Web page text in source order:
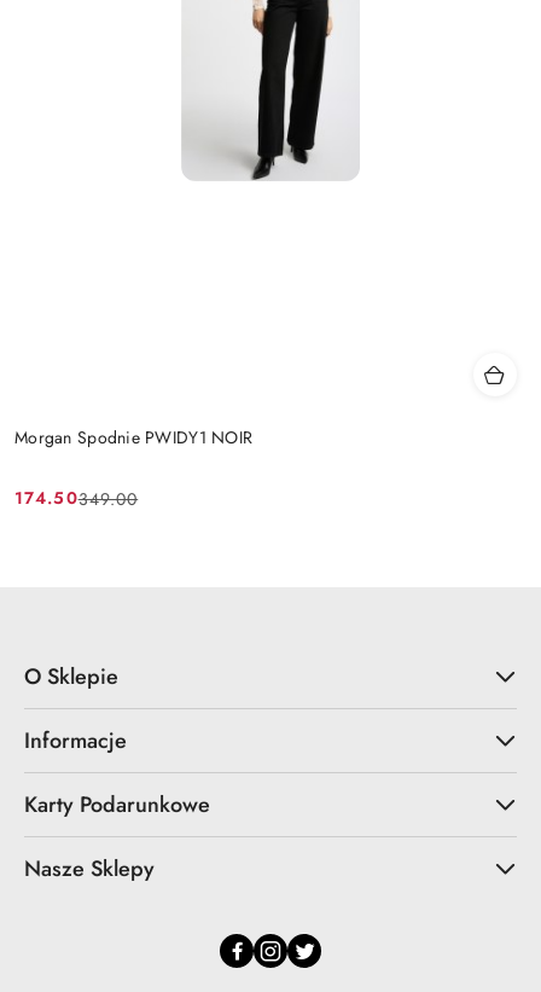
Morgan Spodnie PWIDY1 NOIR
Cena
174.50
Cena
349.00
O Sklepie
Informacje
Karty Podarunkowe
Nasze Sklepy